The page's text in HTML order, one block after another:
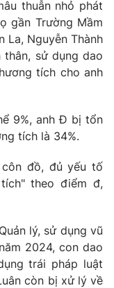
sản
Việt
bằng AI
thuẫn nhỏ phát
gần Trường Mầm
La, Nguyễn Thành
sử dụng dao
tích cho anh
9%, anh Đ bị tổn
tích là 34%.
côn đồ, đủ yếu tố
theo điểm đ,
lý, sử dụng vũ
2024, con dao
trái pháp luật
còn bị xử lý về